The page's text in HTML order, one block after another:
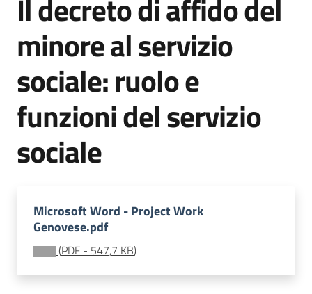
estivi
e
soggiorni
socioeducativi
Formazione
e
ricerca
Menu selezionato
Nidi
scuole
dell'infanzia
Il decreto di affido del
minore al servizio
sociale: ruolo e
funzioni del servizio
sociale
Microsoft Word - Project Work
Genovese.pdf
(PDF - 547,7 KB)